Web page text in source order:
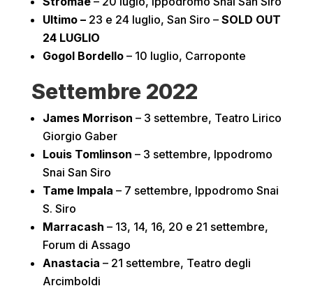
Ultimo – 23 e 24 luglio, San Siro – SOLD OUT
24 LUGLIO
Gogol Bordello – 10 luglio, Carroponte
Settembre 2022
James Morrison – 3 settembre, Teatro Lirico
Giorgio Gaber
Louis Tomlinson – 3 settembre, Ippodromo
Snai San Siro
Tame Impala – 7 settembre, Ippodromo Snai
S. Siro
Marracash – 13, 14, 16, 20 e 21 settembre,
Forum di Assago
Anastacia – 21 settembre, Teatro degli
Arcimboldi